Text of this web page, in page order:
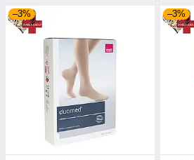
–3% –3%